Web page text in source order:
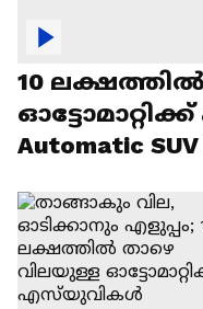
10
Automatic SUV